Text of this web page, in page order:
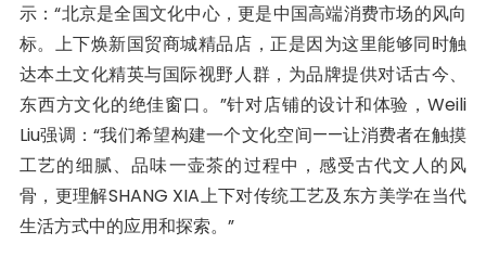
示：“北京是全国文化中心，更是中国高端消费市场的风向
标。上下焕新国贸商城精品店，正是因为这里能够同时触
达本土文化精英与国际视野人群，为品牌提供对话古今、
东西方文化的绝佳窗口。”针对店铺的设计和体验，Weili
Liu强调：“我们希望构建一个文化空间——让消费者在触摸
工艺的细腻、品味一壶茶的过程中，感受古代文人的风
骨，更理解SHANG XIA上下对传统工艺及东方美学在当代
生活方式中的应用和探索。”